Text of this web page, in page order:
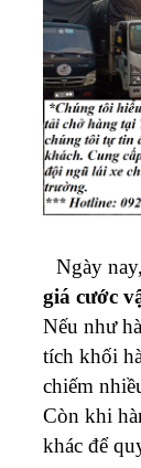
Ngày
giá cước
Nếu như
tích khối
chiếm
Còn khi
khác để